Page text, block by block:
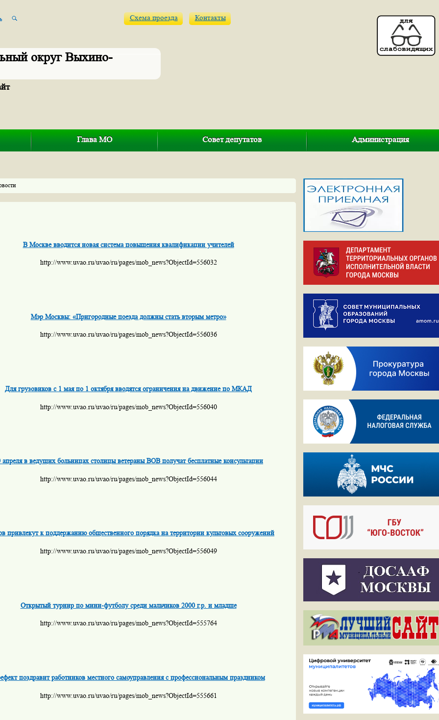
округ Выхино-
Схема проезда Контакты
Глава МО Совет депутатов Администрация
В Москве вводится новая система повышения квалификации учителей
http://www.uvao.ru/uvao/ru/pages/mob_news?ObjectId=556032
Мэр Москвы: «Пригородные поезда должны стать вторым метро»
http://www.uvao.ru/uvao/ru/pages/mob_news?ObjectId=556036
Для грузовиков с 1 мая по 1 октября вводятся ограничения на движение по МКАД
http://www.uvao.ru/uvao/ru/pages/mob_news?ObjectId=556040
апреля в ведущих больницах столицы ветераны ВОВ получат бесплатные консультации
http://www.uvao.ru/uvao/ru/pages/mob_news?ObjectId=556044
привлекут к поддержанию общественного порядка на территории культовых сооружений
http://www.uvao.ru/uvao/ru/pages/mob_news?ObjectId=556049
Открытый турнир по мини-футболу среди мальчиков 2000 г.р. и младше
http://www.uvao.ru/uvao/ru/pages/mob_news?ObjectId=555764
поздравит работников местного самоуправления с профессиональным праздником
http://www.uvao.ru/uvao/ru/pages/mob_news?ObjectId=555661